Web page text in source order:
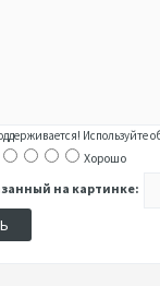
Используйте
Хорошо
на картинке: